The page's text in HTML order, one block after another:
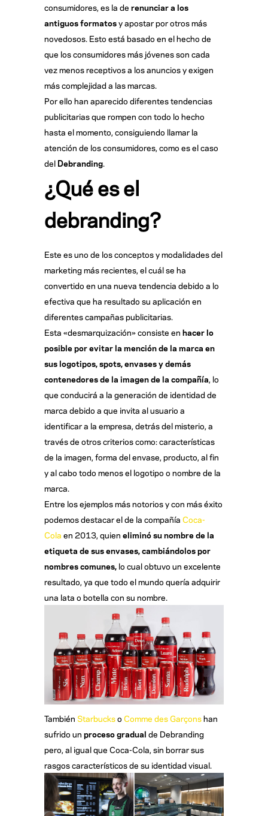
consumidores, es la de renunciar a los
antiguos formatosy apostar por otros más
novedosos. Esto está basado en el hecho de
que los consumidores más jóvenes son cada
vez menos receptivos a los anuncios y exigen
más complejidad a las marcas.
Por ello han aparecido diferentes tendencias
publicitarias que rompen con todo lo hecho
hasta el momento, consiguiendo llamar la
atención de los consumidores, como es el caso
del Debranding
¿Qué es el
debranding?
Este es uno de los conceptos y modalidades del
marketing más recientes, el cuál se ha
convertido en una nueva tendencia debido a lo
efectiva que ha resultado su aplicación en
diferentes campañas publicitarias.
Esta «desmarquización» consiste en hacer lo
posible por evitar la mención de la marca en
sus logotipos, spots, envases y demás
contenedores de la imagen de la compañía , lo
que conducirá a la generación de identidad de
marca debido a que invita al usuario a
identificar a la empresa, detrás del misterio, a
través de otros criterios como: características
de la imagen, forma del envase, producto, al fin
y al cabo todo menos el logotipo o nombre de la
marca.
Entre los ejemplos más notorios y con más éxito
podemos destacar el de la compañía Coca-
Cola en 2013, quien eliminó su nombre de la
etiqueta de sus envases, cambiándolos por
nombres comunes, lo cual obtuvo un excelente
resultado, ya que todo el mundo quería adquirir
una lata o botella con su nombre.
También Starbuckso Comme des Garçonshan
sufrido un proceso gradual de Debranding
pero, al igual que Coca-Cola, sin borrar sus
rasgos característicos de su identidad visual.